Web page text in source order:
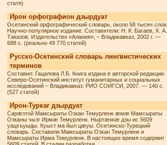
статя)
Ирон орфографион дзырдуат
Осетинский орфографический словарь, около 58 тысяч слов.
Научно-популярное издание. Составители: Н. К. Багаев, Х. А.
Таказов. Издательство «Алания», – Владикавказ, 2002 г. —
688 с. (реально 49 770 статей)
Русско-Осетинский словарь лингвистических
терминов
Составил: Гацалова Л.Б. Книга издана в авторской редакции.
Северо-Осетинский институт гуманитарных и социальных
исследований – Владикавказ: РИО СОИГСИ, 2007. — 140 с.
(527 статей)
Ирон-Туркаг дзырдуат
Сарæзтой Мамсыраты Озкан Темурленк æмæ Мамсыраты
Озканы чызг Ирмæ Темурленк. Ныртæккæ дзы ис 5609
уацхъуыды. Куыст ма йыл цæуы. Осетинско-Турецкий
словарь. Составили Мамсыраты Озкан Темурленк и
Мамсыраты Ирма Темурленк. В настоящее время содержит